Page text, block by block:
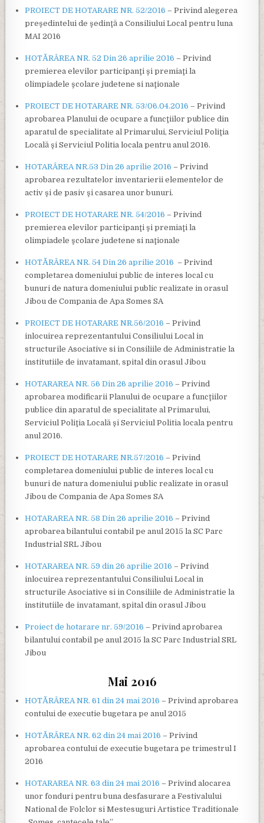
PROIECT DE HOTARARE NR. 52/2016 – Privind alegerea
preşedintelui de şedinţă a Consiliului Local pentru luna
MAI 2016
HOTĂRÂREA NR. 52 Din 26 aprilie 2016 – Privind
premierea elevilor participanţi şi premiaţi la
olimpiadele şcolare judetene si naţionale
PROIECT DE HOTARARE NR. 53/06.04.2016 – Privind
aprobarea Planului de ocupare a funcţiilor publice din
aparatul de specialitate al Primarului, Serviciul Poliţia
Locală şi Serviciul Politia locala pentru anul 2016.
HOTARÂREA NR.53 Din 26 aprilie 2016 – Privind
aprobarea rezultatelor inventarierii elementelor de
activ şi de pasiv şi casarea unor bunuri.
PROIECT DE HOTARARE NR. 54/2016 – Privind
premierea elevilor participanţi şi premiaţi la
olimpiadele şcolare judetene si naţionale
HOTĂRÂREA NR. 54 Din 26 aprilie 2016 – Privind
completarea domeniului public de interes local cu
bunuri de natura domeniului public realizate in orasul
Jibou de Compania de Apa Somes SA
PROIECT DE HOTARARE NR.56/2016 – Privind
inlocuirea reprezentantului Consiliului Local in
structurile Asociative si in Consiliile de Administratie la
institutiile de invatamant, spital din orasul Jibou
HOTARAREA NR. 56 Din 26 aprilie 2016 – Privind
aprobarea modificarii Planului de ocupare a funcţiilor
publice din aparatul de specialitate al Primarului,
Serviciul Poliţia Locală şi Serviciul Politia locala pentru
anul 2016.
PROIECT DE HOTARARE NR.57/2016 – Privind
completarea domeniului public de interes local cu
bunuri de natura domeniului public realizate in orasul
Jibou de Compania de Apa Somes SA
HOTARAREA NR. 58 Din 26 aprilie 2016 – Privind
aprobarea bilantului contabil pe anul 2015 la SC Parc
Industrial SRL Jibou
HOTARAREA NR. 59 din 26 aprilie 2016 – Privind
inlocuirea reprezentantului Consiliului Local in
structurile Asociative si in Consiliile de Administratie la
institutiile de invatamant, spital din orasul Jibou
Proiect de hotarare nr. 59/2016 – Privind aprobarea
bilantului contabil pe anul 2015 la SC Parc Industrial SRL
Jibou
Mai 2016
HOTĂRÂREA NR. 61 din 24 mai 2016 – Privind aprobarea
contului de executie bugetara pe anul 2015
HOTĂRÂREA NR. 62 din 24 mai 2016 – Privind
aprobarea contului de executie bugetara pe trimestrul I
2016
HOTARAREA NR. 63 din 24 mai 2016 – Privind alocarea
unor fonduri pentru buna desfasurare a Festivalului
National de Folclor si Mestesuguri Artistice Traditionale